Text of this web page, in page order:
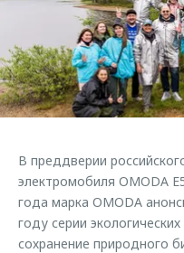
Страхование
Кредитный калькулятор
Аксессуары
Одежда и сувениры
Запчасти
Трейд-ин
Калькулятор трейд-ин
Клиентская поддержка
O&J Автоклуб
Клуб владельцев OMODA
Приложение O&J
Одежда и сувениры
Оригинальные аксессуары
Запчасти
Обратная связь
В преддверии
электромобиля OMODA
года марка OMODA
году серии
сохранение природного